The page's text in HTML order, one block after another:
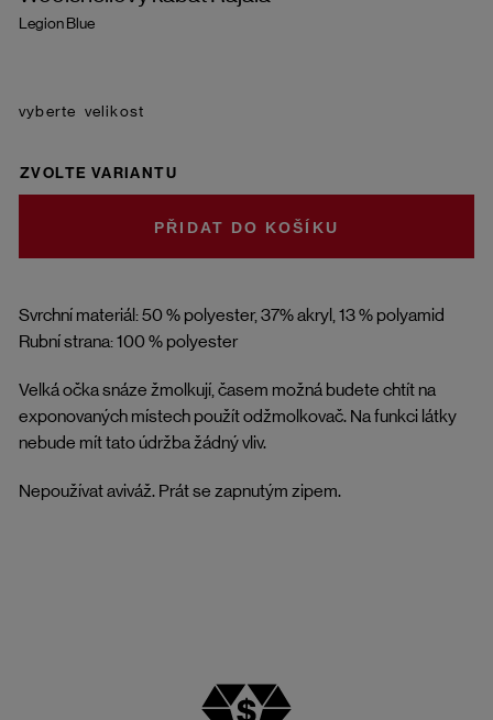
Legion Blue
Svrchní materiál: 50 % polyester, 37% akryl, 13 % polyamid
Rubní strana: 100 % polyester
Velká očka snáze žmolkují, časem možná budete chtít na
exponovaných místech použít odžmolkovač. Na funkci látky
nebude mít tato údržba žádný vliv.
Nepoužívat aviváž. Prát se zapnutým zipem.
velikost
ZVOLTE VARIANTU
DO KOŠÍKU